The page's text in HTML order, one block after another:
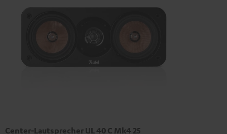
Center-Lautsprecher UL 40 C Mk4 25